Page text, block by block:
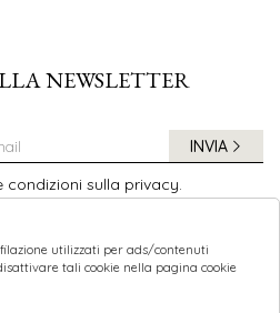
NEWSLETTER
sulla privacy.
INVIA
utilizzati per ads/contenuti
tali cookie nella pagina cookie